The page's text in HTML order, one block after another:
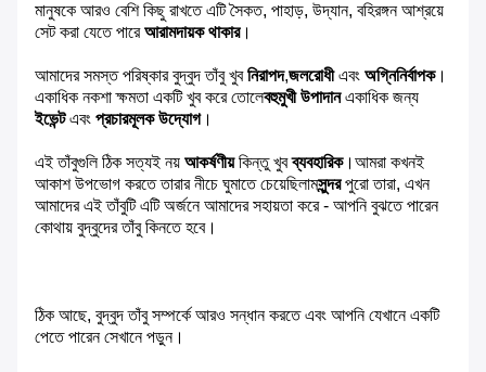
মানুষকে আরও বেশি কিছু রাখতে এটি সৈকত, পাহাড়, উদ্যান, বহিরঙ্গন আশ্রয়ে
সেট করা যেতে পারেআরামদায়ক থাকার।
আমাদের সমস্ত পরিষ্কার বুদ্বুদ তাঁবু খুবনিরাপদ,জলরোধীএবং অগ্নিনির্বাপক।
একাধিক নকশা ক্ষমতা একটি খুব করে তোলেবহুমুখী উপাদানএকাধিক জন্য
ইভেন্টএবং প্রচারমূলক উদ্যোগ।
এই তাঁবুগুলি ঠিক সত্যই নয় আকর্ষণীয়কিন্তু খুবব্যবহারিক।আমরা কখনই
আকাশ উপভোগ করতে তারার নীচে ঘুমাতে চেয়েছিলামসুন্দরপুরো তারা, এখন
আমাদের এই তাঁবুটি এটি অর্জনে আমাদের সহায়তা করে - আপনি বুঝতে পারেন
কোথায় বুদ্বুদের তাঁবু কিনতে হবে।
ঠিক আছে, বুদ্বুদ তাঁবু সম্পর্কে আরও সন্ধান করতে এবং আপনি যেখানে একটি
পেতে পারেন সেখানে পড়ুন।